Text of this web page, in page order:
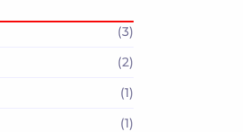
(3)
(2)
(1)
(1)